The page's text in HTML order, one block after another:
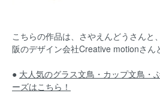
こちらの作品は、さやえんどうさんと
阪のデザイン会社Creative motionさん
● 大人気のグラス文鳥・カップ文鳥・
ーズはこちら！